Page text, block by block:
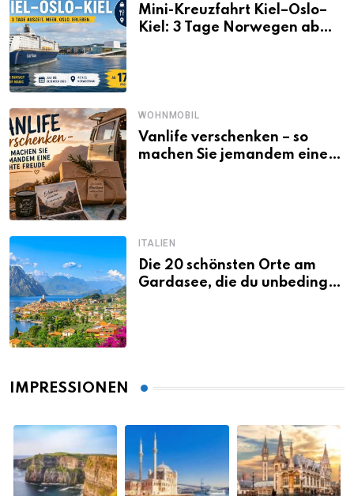
Mini-Kreuzfahrt Kiel–Oslo–
Kiel: 3 Tage Norwegen ab
WOHNMOBIL
Vanlife verschenken – so
machen Sie jemandem eine
ITALIEN
Die 20 schönsten Orte am
Gardasee, die du unbedingt
IMPRESSIONEN